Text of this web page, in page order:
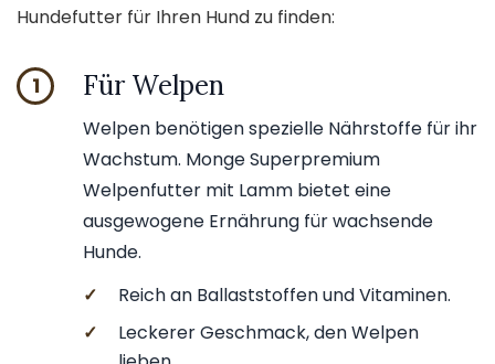
Hundefutter für Ihren Hund zu finden:
1 Für Welpen
Welpen benötigen spezielle Nährstoffe für ihr
Wachstum. Monge Superpremium
Welpenfutter mit Lamm bietet eine
ausgewogene Ernährung für wachsende
Hunde.
✓
Reich an Ballaststoffen und Vitaminen.
✓
Leckerer Geschmack, den Welpen